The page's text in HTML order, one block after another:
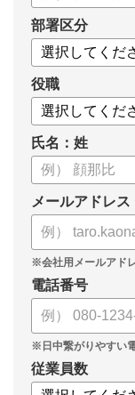
から始める方も安
案の生成など、コ
生成AIを「壁打ち
らの人事業務を効
【資料の内容】
・人事担当者に聞
・生成AI利用にお
・今日から使える
務）
部署区分
役職
氏名：姓
メールアドレス
電話番号
従業員数